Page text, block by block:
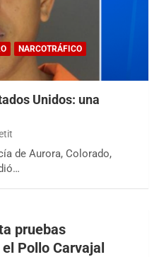
NARCOTRÁFICO
Unidos: una
de Aurora, Colorado,
pruebas
Pollo Carvajal